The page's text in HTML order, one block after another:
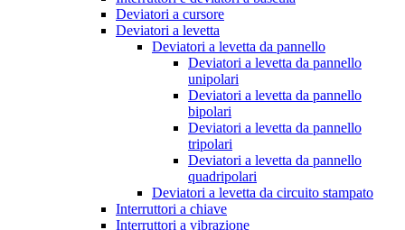
Deviatori a cursore
Deviatori a levetta
Deviatori a levetta da pannello
Deviatori a levetta da pannello
unipolari
Deviatori a levetta da pannello
bipolari
Deviatori a levetta da pannello
tripolari
Deviatori a levetta da pannello
quadripolari
Deviatori a levetta da circuito stampato
Interruttori a chiave
Interruttori a vibrazione